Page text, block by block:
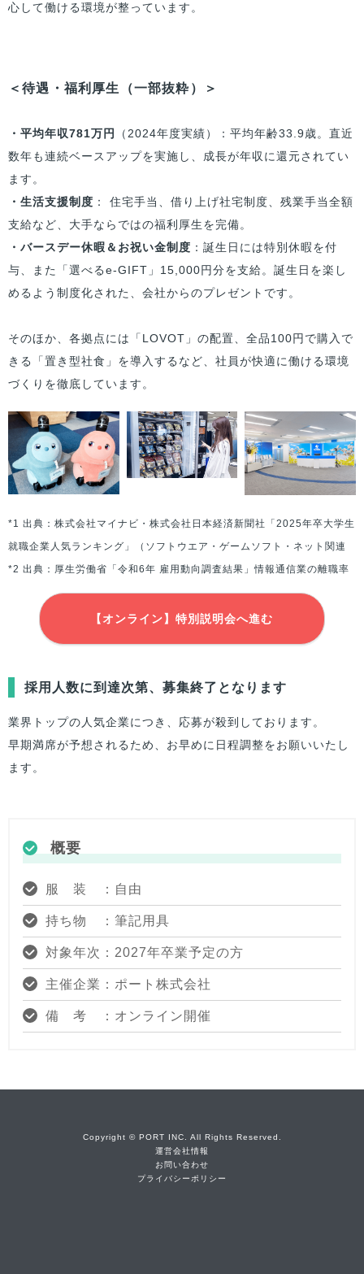
心して働ける環境が整っています。
＜待遇・福利厚生（一部抜粋）＞
・平均年収781万円
（2024年度実績）：平均年齢33.9歳。直近
数年も連続ベースアップを実施し、成長が年収に還元されてい
ます。
・生活支援制度 ： 住宅手当、借り上げ社宅制度、残業手当全額
支給など、大手ならではの福利厚生を完備。
・バースデー休暇＆お祝い金制度 ：誕生日には特別休暇を付
与、また「選べるe-GIFT」15,000円分を支給。誕生日を楽し
めるよう制度化された、会社からのプレゼントです。
そのほか、各拠点には「LOVOT」の配置、全品100円で購入で
きる「置き型社食」を導入するなど、社員が快適に働ける環境
づくりを徹底しています。
*1 出典：株式会社マイナビ・株式会社日本経済新聞社「2025年卒大学生
就職企業人気ランキング」（ソフトウエア・ゲームソフト・ネット関連
*2 出典：厚生労働省「令和6年 雇用動向調査結果」情報通信業の離職率
【オンライン】特別説明会へ進む
採用人数に到達次第、募集終了となります
業界トップの人気企業につき、応募が殺到しております。
早期満席が予想されるため、お早めに日程調整をお願いいたし
ます。
概要
服 装 ：自由
持ち物 ：筆記用具
対象年次：2027年卒業予定の方
主催企業：ポート株式会社
備 考 ：オンライン開催
Copyright © PORT INC. All Rights Reserved.
運営会社情報
お問い合わせ
プライバシーポリシー